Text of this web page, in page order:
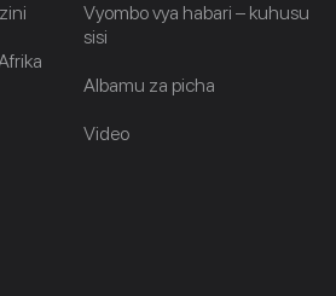
Vyombo vya habari – kuhusu
sisi
Albamu za picha
Video